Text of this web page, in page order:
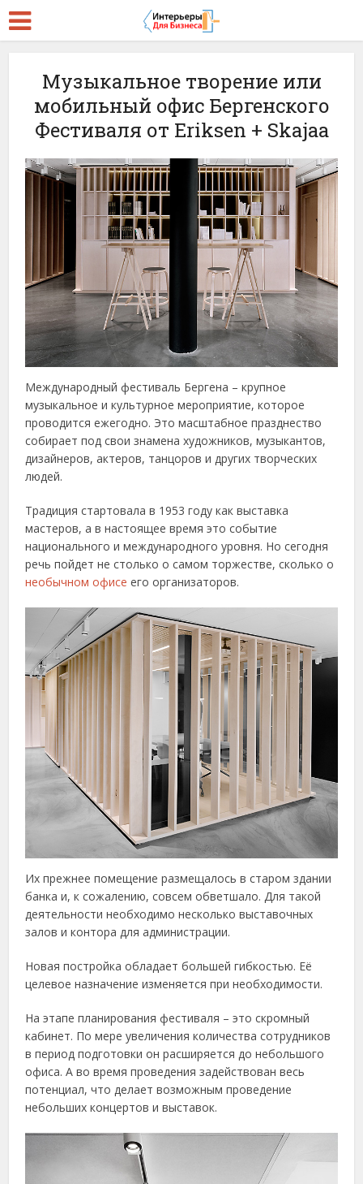
Музыкальное творение или
мобильный офис Бергенского
Фестиваля от Eriksen + Skajaa
Международный фестиваль Бергена – крупное
музыкальное и культурное мероприятие, которое
проводится ежегодно. Это масштабное празднество
собирает под свои знамена художников, музыкантов,
дизайнеров, актеров, танцоров и других творческих
людей.
Традиция стартовала в 1953 году как выставка
мастеров, а в настоящее время это событие
национального и международного уровня. Но сегодня
речь пойдет не столько о самом торжестве, сколько о
необычном офисе его организаторов.
Их прежнее помещение размещалось в старом здании
банка и, к сожалению, совсем обветшало. Для такой
деятельности необходимо несколько выставочных
залов и контора для администрации.
Новая постройка обладает большей гибкостью. Её
целевое назначение изменяется при необходимости.
На этапе планирования фестиваля – это скромный
кабинет. По мере увеличения количества сотрудников
в период подготовки он расширяется до небольшого
офиса. А во время проведения задействован весь
потенциал, что делает возможным проведение
небольших концертов и выставок.